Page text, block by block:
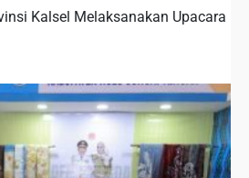
Kalsel Melaksanakan Upacara